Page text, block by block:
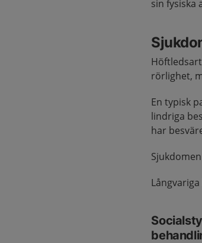
sin fysiska
rörlighet,
En typisk
lindriga
har